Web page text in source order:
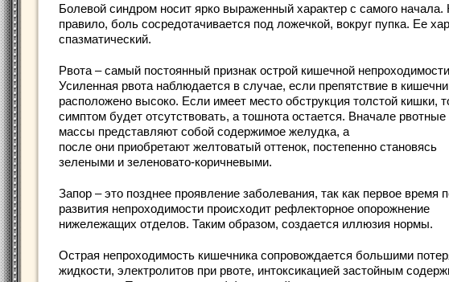
Болевой синдром носит ярко выраженный характер с самого начала.
правило, боль сосредотачивается под ложечкой, вокруг пупка. Ее
спазматический.
Рвота – самый постоянный признак острой кишечной
Усиленная рвота наблюдается в случае, если препятствие в
расположено высоко. Если имеет место обструкция толстой кишки,
симптом будет отсутствовать, а тошнота остается. Вначале рвотные
массы представляют собой содержимое желудка, а
после они приобретают желтоватый оттенок, постепенно становясь
зелеными и зеленовато-коричневыми.
Запор – это позднее проявление заболевания, так как первое время
развития непроходимости происходит рефлекторное опорожнение
нижележащих отделов. Таким образом, создается иллюзия нормы.
Острая непроходимость кишечника сопровождается большими
жидкости, электролитов при рвоте, интоксикацией застойным